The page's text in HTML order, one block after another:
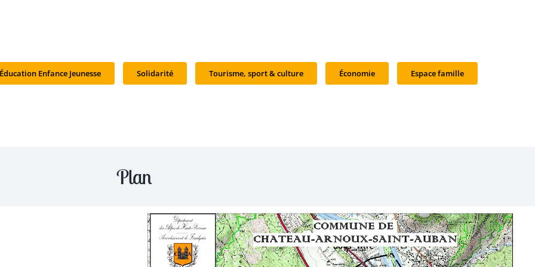
Éducation Enfance Jeunesse Solidarité Tourisme, sport & culture Économie Espace famille
Plan